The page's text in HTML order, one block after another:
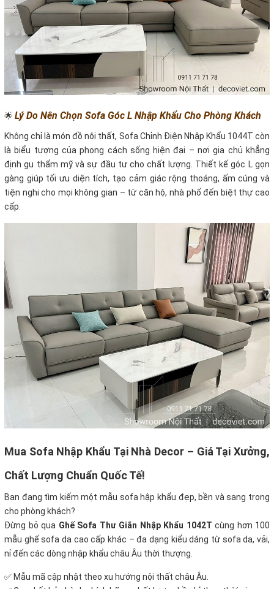
🌟 Lý Do Nên Chọn Sofa Góc L Nhập Khẩu Cho Phòng Khách
Không chỉ là món đồ nội thất, Sofa Chỉnh Điện Nhập Khẩu 1044T còn
là biểu tượng của phong cách sống hiện đại – nơi gia chủ khẳng
định gu thẩm mỹ và sự đầu tư cho chất lượng. Thiết kế góc L gọn
gàng giúp tối ưu diện tích, tạo cảm giác rộng thoáng, ấm cúng và
tiện nghi cho mọi không gian – từ căn hộ, nhà phố đến biệt thự cao
cấp.
Mua Sofa Nhập Khẩu Tại Nhà Decor – Giá Tại Xưởng,
Chất Lượng Chuẩn Quốc Tế!
Bạn đang tìm kiếm một mẫu sofa hập khẩu đẹp, bền và sang trọng
cho phòng khách?
Đừng bỏ qua Ghế Sofa Thư Giãn Nhập Khẩu 1042T cùng hơn 100
mẫu ghế sofa da cao cấp khác – đa dạng kiểu dáng từ sofa da, vải,
nỉ đến các dòng nhập khẩu châu Âu thời thượng.
✅ Mẫu mã cập nhật theo xu hướng nội thất châu Âu.